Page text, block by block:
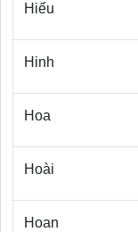
Hiếu
Hinh
Hoa
Hoài
Hoan